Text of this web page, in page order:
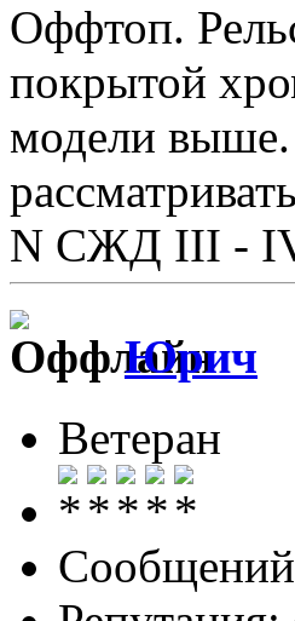
Оффтоп.
покрытой
модели выше.
N СЖД III -
Юрич
Ветеран